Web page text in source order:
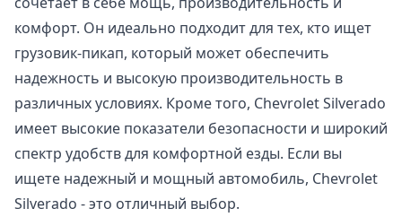
комфорт. Он идеально подходит для тех, кто ищет
грузовик-пикап, который может обеспечить
надежность и высокую производительность в
различных условиях. Кроме того, Chevrolet Silverado
имеет высокие показатели безопасности и широкий
спектр удобств для комфортной езды. Если вы
ищете надежный и мощный автомобиль, Chevrolet
Silverado - это отличный выбор.